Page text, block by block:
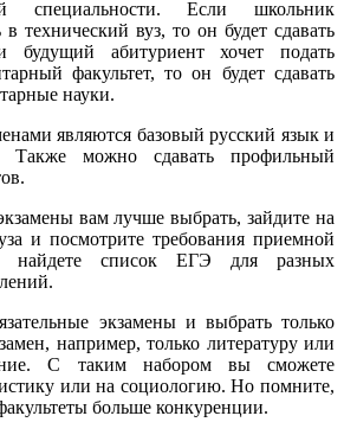
специальности. Если школьник
в технический вуз, то он будет сдавать
будущий абитуриент хочет подать
факультет, то он будет сдавать
науки.
являются базовый русский язык и
Также можно сдавать профильный
вам лучше выбрать, зайдите на
и посмотрите требования приемной
список ЕГЭ для разных
экзамены и выбрать только
например, только литературу или
С таким набором вы сможете
или на социологию. Но помните,
больше конкуренции.